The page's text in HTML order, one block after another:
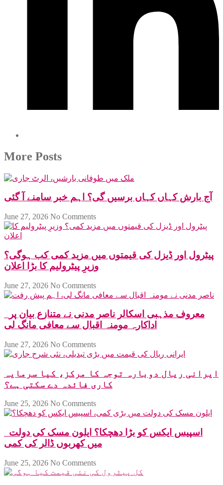
More Posts
آج بارش کہاں کہاں برسیں گی؟ اہم خبر سامنے آ گئی
June 27, 2026 No Comments
پیٹرول اور ڈیزل کی قیمتوں میں مزید کمی کب ہوگی؟
وزیرِ پیٹرولیم کا بڑا اعلان
June 27, 2026 No Comments
اداکارہ مومنہ اقبال سے معافی مانگ لی
June 27, 2026 No Comments
ایرانی ریال دوبارہ توجہ کا مرکز، کیا سرمایہ
کاری فائدہ دے سکتی ہے؟
June 25, 2026 No Comments
میں کھربوں ڈالر کی کمی
June 25, 2026 No Comments